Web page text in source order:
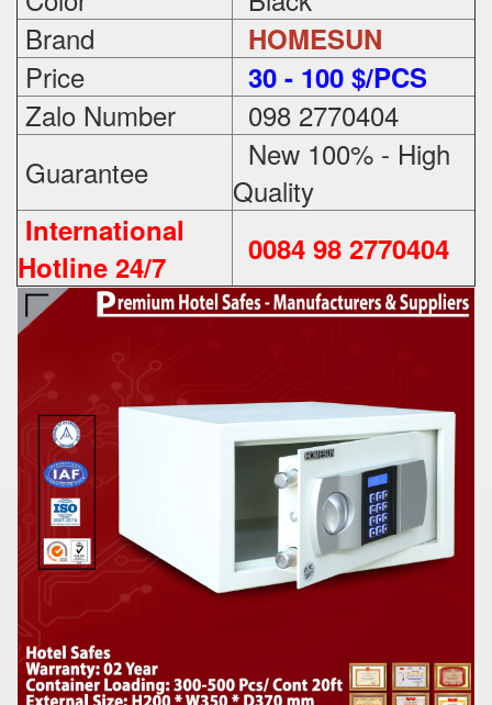
Brand
HOMESUN
Price 30 - 100 $/PCS
Zalo Number
098 2770404
Guarantee
New 100% - High
Quality
International
Hotline 24/7
0084 98 2770404